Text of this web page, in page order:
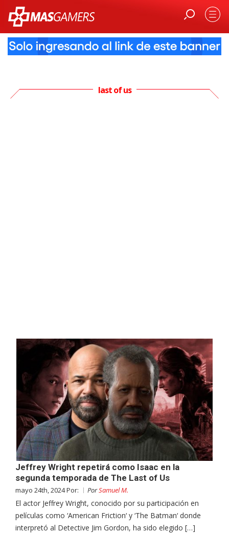
last of us
Jeffrey Wright repetirá como Isaac en la
segunda temporada de The Last of Us
mayo 24th, 2024 Por: PorSamuel M.
El actor Jeffrey Wright, conocido por su participación en
películas como ‘American Friction‘ y ‘The Batman‘ donde
interpretó al Detective Jim Gordon, ha sido elegido […]